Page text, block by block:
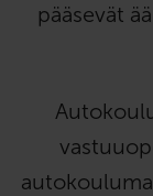
pääsevät